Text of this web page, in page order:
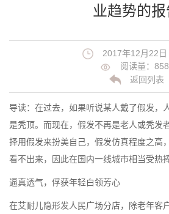
业趋势的报
2017年12月22
阅读量：
返回列表
导读：在过去，如果听说某人戴了假发，
是秃顶。而现在，假发不再是老人或秃发
择用假发来扮美自己，假发仿真程度之高
看不出来，因此在国内一线城市相当受热捧
逼真透气，俘获年轻白领芳心
在艾耐儿隐形发人民广场分店，除老年客